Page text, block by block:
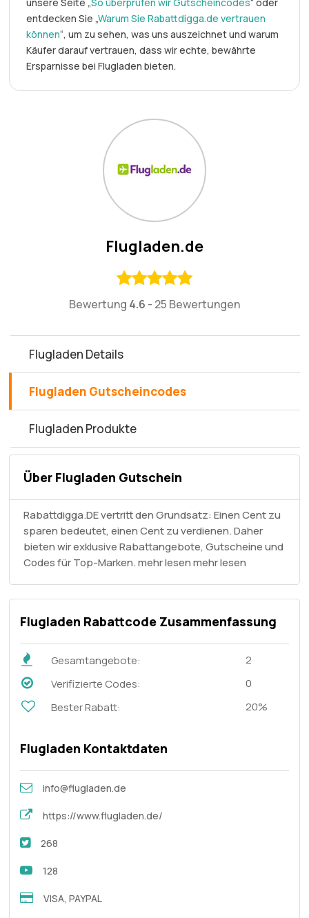
entdecken Sie „Warum Sie Rabattdigga.de vertrauen
können“, um zu sehen, was uns auszeichnet und warum
Käufer darauf vertrauen, dass wir echte, bewährte
Ersparnisse bei Flugladen bieten.
Flugladen.de
Bewertung 4.6 - 25 Bewertungen
Flugladen Details
Flugladen Gutscheincodes
Flugladen Produkte
Über Flugladen Gutschein
Rabattdigga.DE vertritt den Grundsatz: Einen Cent zu
sparen bedeutet, einen Cent zu verdienen. Daher
bieten wir exklusive Rabattangebote, Gutscheine und
Codes für Top-Marken. mehr lesenmehr lesen
Flugladen Rabattcode Zusammenfassung
Gesamtangebote:
2
Verifizierte Codes:
0
Bester Rabatt:
20%
Flugladen Kontaktdaten
info@flugladen.de
https://www.flugladen.de/
268
128
VISA, PAYPAL